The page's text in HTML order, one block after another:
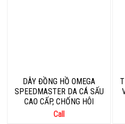
DÂY ĐỒNG HỒ OMEGA
SPEEDMASTER DA CÁ SẤU
CAO CẤP, CHỐNG HÔI
Call